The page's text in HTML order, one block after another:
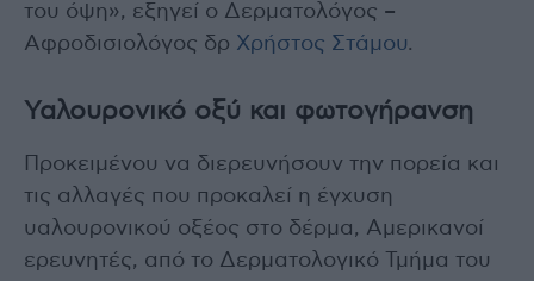
του όψη», εξηγεί ο Δερματολόγος –
Αφροδισιολόγος δρ Χρήστος Στάμου.
Υαλουρονικό οξύ και φωτογήρανση
Προκειμένου να διερευνήσουν την πορεία και
τις αλλαγές που προκαλεί η έγχυση
υαλουρονικού οξέος στο δέρμα, Αμερικανοί
ερευνητές, από το Δερματολογικό Τμήμα του